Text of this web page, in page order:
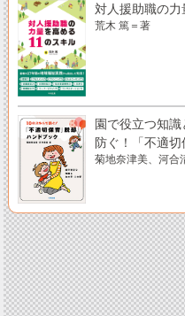
対人援助職の
荒木 篤＝著
園で役立つ知
防ぐ！「不適
菊地奈津美、河合